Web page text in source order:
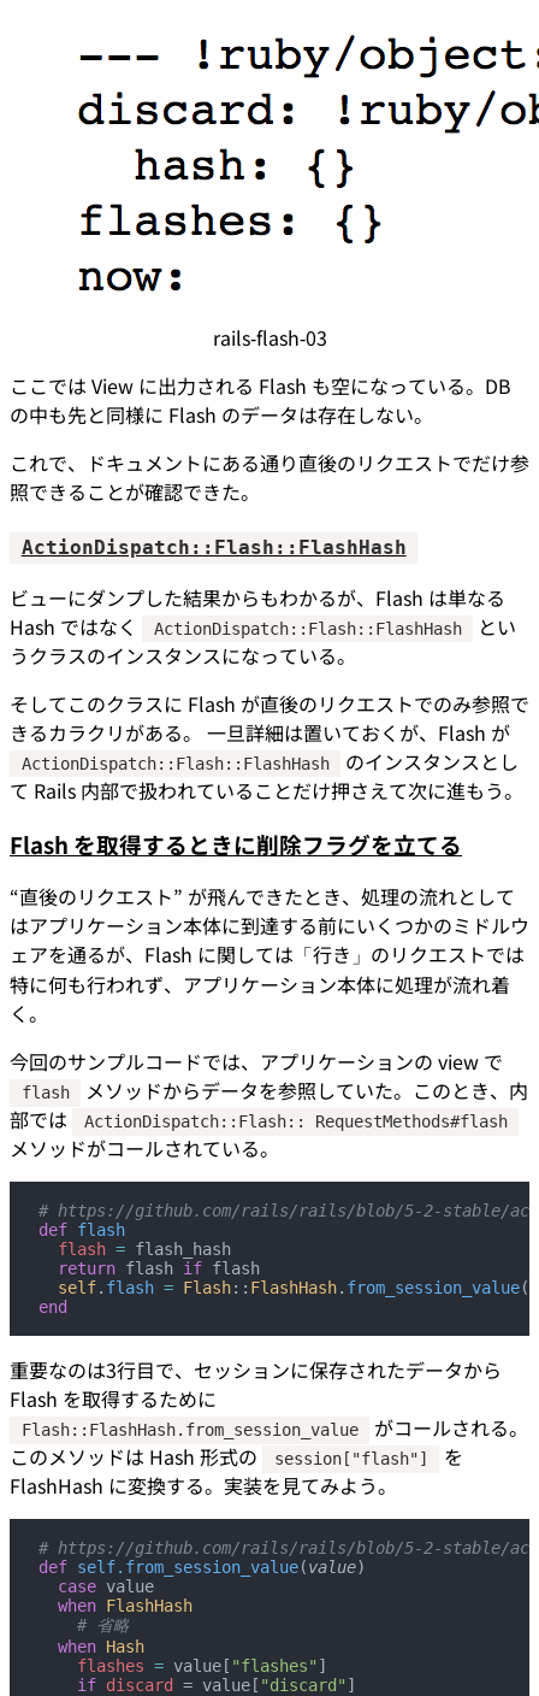
rails-flash-03
ここでは View に出力される Flash も空になっている。DB
の中も先と同様に Flash のデータは存在しない。
これで、ドキュメントにある通り直後のリクエストでだけ参
照できることが確認できた。
ActionDispatch::Flash::FlashHash
ビューにダンプした結果からもわかるが、Flash は単なる
Hash ではなく
ActionDispatch::Flash::FlashHash
とい
うクラスのインスタンスになっている。
そしてこのクラスに Flash が直後のリクエストでのみ参照で
きるカラクリがある。 一旦詳細は置いておくが、Flash が
ActionDispatch::Flash::FlashHash
のインスタンスとし
て Rails 内部で扱われていることだけ押さえて次に進もう。
Flash を取得するときに削除フラグを立てる
“直後のリクエスト” が飛んできたとき、処理の流れとして
はアプリケーション本体に到達する前にいくつかのミドルウ
ェアを通るが、Flash に関しては「行き」のリクエストでは
特に何も行われず、アプリケーション本体に処理が流れ着
く。
今回のサンプルコードでは、アプリケーションの view で
flash
メソッドからデータを参照していた。このとき、内
部では
ActionDispatch::Flash:: RequestMethods#flash
メソッドがコールされている。
# https://github.com/rails/rails/blob/5-2-stable/
def flash
  flash
= flash_hash
  return
flash if flash
  self
. flash = Flash:: FlashHash. from_session_value
end
重要なのは3行目で、セッションに保存されたデータから
Flash を取得するために
Flash::FlashHash.from_session_value
がコールされる。
このメソッドは Hash 形式の
session["flash"]
を
FlashHash に変換する。実装を見てみよう。
# https://github.com/rails/rails/blob/5-2-stable/
def self.from_session_value(value)
  case
value
  when
FlashHash
    # 省略
  when
Hash
    flashes
= value[ "flashes" ]
    if
discard = value[ "discard" ]